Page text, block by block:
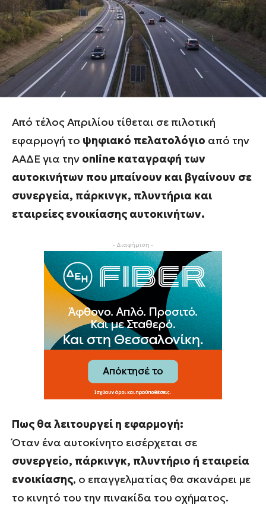
Από τέλος Απριλίου τίθεται σε πιλοτική
εφαρμογή το ψηφιακό πελατολόγιο από την
ΑΑΔΕ για την online καταγραφή των
αυτοκινήτων που μπαίνουν και βγαίνουν σε
συνεργεία, πάρκινγκ, πλυντήρια και
εταιρείες ενοικίασης αυτοκινήτων.
- Διαφήμιση -
Πως θα λειτουργεί η εφαρμογή:
Όταν ένα αυτοκίνητο εισέρχεται σε
συνεργείο, πάρκινγκ, πλυντήριο ή εταιρεία
ενοικίασης, ο επαγγελματίας θα σκανάρει με
το κινητό του την πινακίδα του οχήματος.